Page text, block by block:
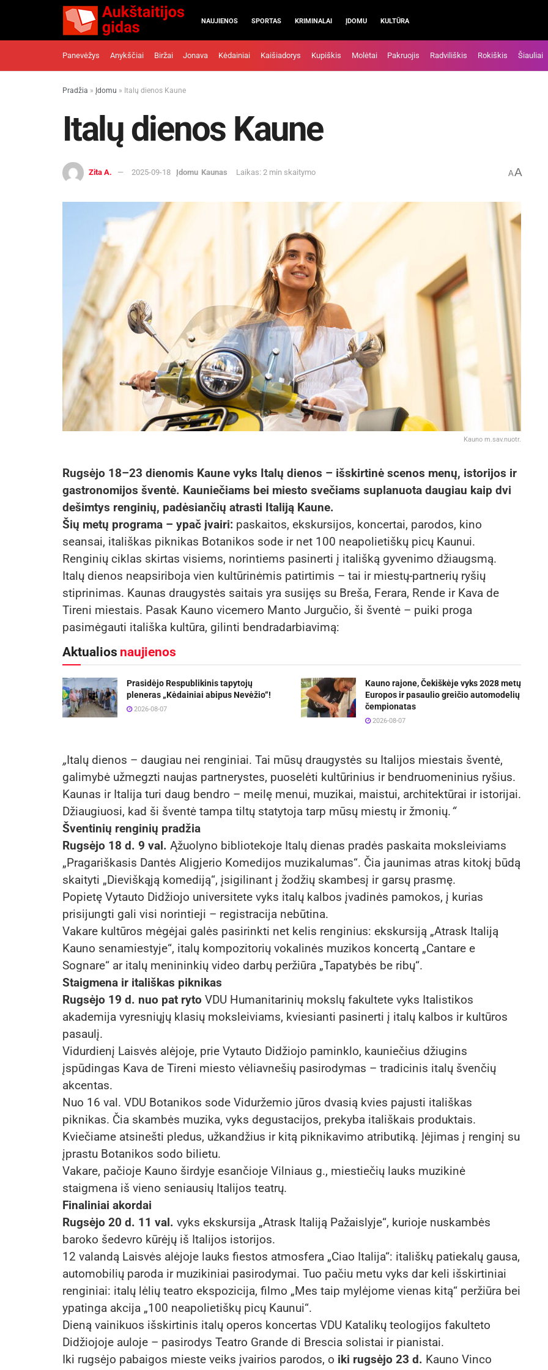
NAUJIENOS SPORTAS KRIMINALAI ĮDOMU KULTŪRA
Panevėžys Anykščiai Biržai Jonava Kėdainiai Kaišiadorys Kupiškis Molėtai Pakruojis Radviliškis Rokiškis Šiauliai
Pradžia » Įdomu » Italų dienos Kaune
Italų dienos Kaune
Zita A. 2025-09-18 Įdomu Kaunas Laikas: 2 min skaitymo AA
Kauno m.sav.nuotr.
Rugsėjo 18–23 dienomis Kaune vyks Italų dienos – išskirtinė scenos menų, istorijos ir
gastronomijos šventė. Kauniečiams bei miesto svečiams suplanuota daugiau kaip dvi
dešimtys renginių, padėsiančių atrasti Italiją Kaune.
Šių metų programa – ypač įvairi: paskaitos, ekskursijos, koncertai, parodos, kino
seansai, itališkas piknikas Botanikos sode ir net 100 neapolietiškų picų Kaunui.
Renginių ciklas skirtas visiems, norintiems pasinerti į itališką gyvenimo džiaugsmą.
Italų dienos neapsiriboja vien kultūrinėmis patirtimis – tai ir miestų-partnerių ryšių
stiprinimas. Kaunas draugystės saitais yra susijęs su Breša, Ferara, Rende ir Kava de
Tireni miestais. Pasak Kauno vicemero Manto Jurgučio, ši šventė – puiki proga
pasimėgauti itališka kultūra, gilinti bendradarbiavimą:
Aktualios naujienos
Prasidėjo Respublikinis tapytojų
pleneras „Kėdainiai abipus Nevėžio“!
2026-08-07
Kauno rajone, Čekiškėje vyks 2028 metų
Europos ir pasaulio greičio automodelių
čempionatas
2026-08-07
„Italų dienos – daugiau nei renginiai. Tai mūsų draugystės su Italijos miestais šventė,
galimybė užmegzti naujas partnerystes, puoselėti kultūrinius ir bendruomeninius ryšius.
Kaunas ir Italija turi daug bendro – meilę menui, muzikai, maistui, architektūrai ir istorijai.
Džiaugiuosi, kad ši šventė tampa tiltų statytoja tarp mūsų miestų ir žmonių.“
Šventinių renginių pradžia
Rugsėjo 18 d. 9 val. Ąžuolyno bibliotekoje Italų dienas pradės paskaita moksleiviams
„Pragariškasis Dantės Aligjerio Komedijos muzikalumas“. Čia jaunimas atras kitokį būdą
skaityti „Dieviškąją komediją“, įsigilinant į žodžių skambesį ir garsų prasmę.
Popietę Vytauto Didžiojo universitete vyks italų kalbos įvadinės pamokos, į kurias
prisijungti gali visi norintieji – registracija nebūtina.
Vakare kultūros mėgėjai galės pasirinkti net kelis renginius: ekskursiją „Atrask Italiją
Kauno senamiestyje“, italų kompozitorių vokalinės muzikos koncertą „Cantare e
Sognare“ ar italų menininkių video darbų peržiūra „Tapatybės be ribų“.
Staigmena ir itališkas piknikas
Rugsėjo 19 d. nuo pat ryto VDU Humanitarinių mokslų fakultete vyks Italistikos
akademija vyresniųjų klasių moksleiviams, kviesianti pasinerti į italų kalbos ir kultūros
pasaulį.
Vidurdienį Laisvės alėjoje, prie Vytauto Didžiojo paminklo, kauniečius džiugins
įspūdingas Kava de Tireni miesto vėliavnešių pasirodymas – tradicinis italų švenčių
akcentas.
Nuo 16 val. VDU Botanikos sode Viduržemio jūros dvasią kvies pajusti itališkas
piknikas. Čia skambės muzika, vyks degustacijos, prekyba itališkais produktais.
Kviečiame atsinešti pledus, užkandžius ir kitą piknikavimo atributiką. Įėjimas į renginį su
įprastu Botanikos sodo bilietu.
Vakare, pačioje Kauno širdyje esančioje Vilniaus g., miestiečių lauks muzikinė
staigmena iš vieno seniausių Italijos teatrų.
Finaliniai akordai
Rugsėjo 20 d. 11 val. vyks ekskursija „Atrask Italiją Pažaislyje“, kurioje nuskambės
baroko šedevro kūrėjų iš Italijos istorijos.
12 valandą Laisvės alėjoje lauks fiestos atmosfera „Ciao Italija“: itališkų patiekalų gausa,
automobilių paroda ir muzikiniai pasirodymai. Tuo pačiu metu vyks dar keli išskirtiniai
renginiai: italų lėlių teatro ekspozicija, filmo „Mes taip mylėjome vienas kitą“ peržiūra bei
ypatinga akcija „100 neapolietiškų picų Kaunui“.
Dieną vainikuos išskirtinis italų operos koncertas VDU Katalikų teologijos fakulteto
Didžiojoje auloje – pasirodys Teatro Grande di Brescia solistai ir pianistai.
Iki rugsėjo pabaigos mieste veiks įvairios parodos, o iki rugsėjo 23 d. Kauno Vinco